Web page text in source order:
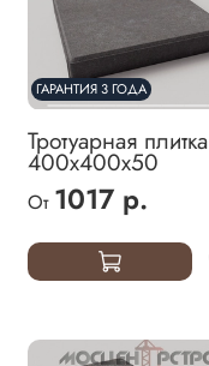
ГАРАНТИЯ 3 ГОДА
Тротуарная плитка
400х400х50
От 1017 р.